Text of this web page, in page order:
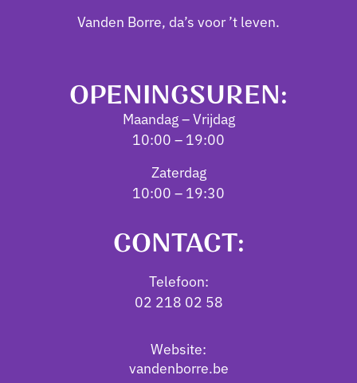
Vanden Borre, da’s voor ’t leven.
OPENINGSUREN:
Maandag – Vrijdag
10:00 – 19:00
Zaterdag
10:00 – 19:30
CONTACT:
Telefoon:
02 218 02 58
Website:
vandenborre.be